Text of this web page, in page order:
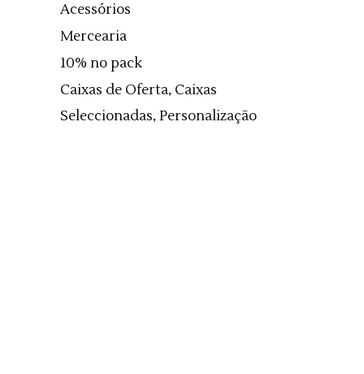
Acessórios
Mercearia
10% no pack
Caixas de Oferta, Caixas
Seleccionadas, Personalização